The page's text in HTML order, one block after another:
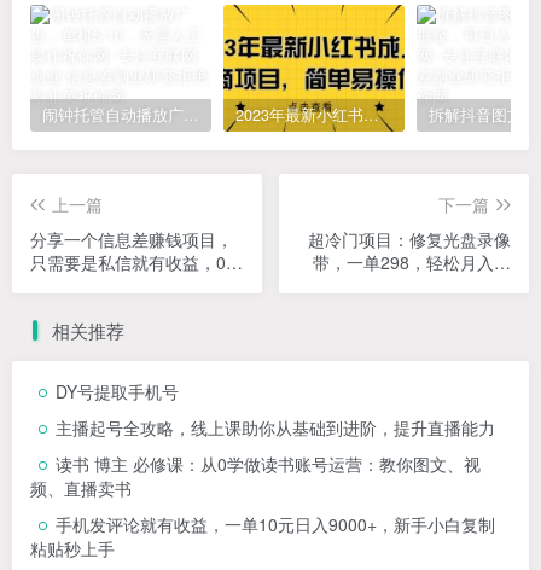
闹钟托管自动播放广告，单机5-10，无需人工操作 2023年最新小红书成人电商项目，简单易操作【详细教程】
上一篇
分享一个信息差赚钱项目，
只需要是私信就有收益，0成
下一篇
超冷门项目：修复光盘录像
带，一单298，轻松月入万
相关推荐
DY号提取手机号
主播起号全攻略，线上课助你从基础到进阶，提升直播能力
读书 博主 必修课：从0学做读书账号运营：教你图文、视
频、直播卖书
手机发评论就有收益，一单10元日入9000+，新手小白复制
粘贴秒上手